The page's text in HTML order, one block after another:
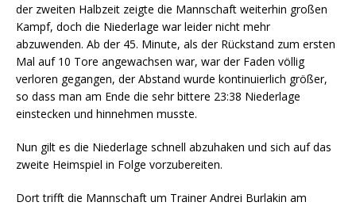
der zweiten Halbzeit zeigte die Mannschaft weiterhin großen
Kampf, doch die Niederlage war leider nicht mehr
abzuwenden. Ab der 45. Minute, als der Rückstand zum ersten
Mal auf 10 Tore angewachsen war, war der Faden völlig
verloren gegangen, der Abstand wurde kontinuierlich größer,
so dass man am Ende die sehr bittere 23:38 Niederlage
einstecken und hinnehmen musste.
Nun gilt es die Niederlage schnell abzuhaken und sich auf das
zweite Heimspiel in Folge vorzubereiten.
Dort trifft die Mannschaft um Trainer Andrei Burlakin am